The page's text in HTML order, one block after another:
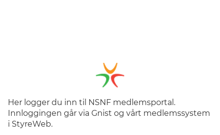
Her logger du inn til NSNF medlemsportal.
Innloggingen går via Gnist og vårt medlemssystem
i StyreWeb.